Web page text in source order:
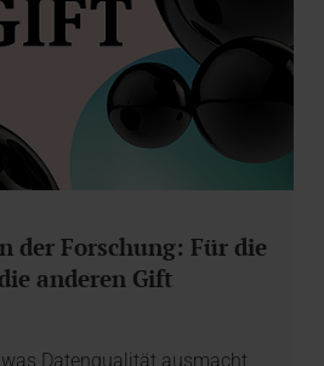
der Forschung: Für die
anderen Gift
Datenqualität ausmacht,